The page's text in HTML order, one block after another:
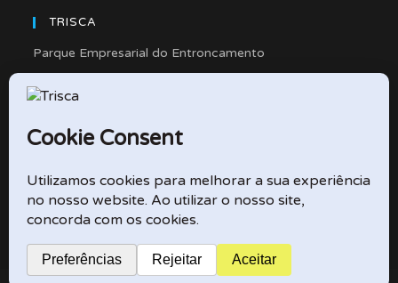
TRISCA
Parque Empresarial do Entroncamento
Rua Cidade de Friedberg, Lote 4
2330-263 Entroncamento – Portugal
e-mail: didactico@trisca.pt
TRISCA © 2026